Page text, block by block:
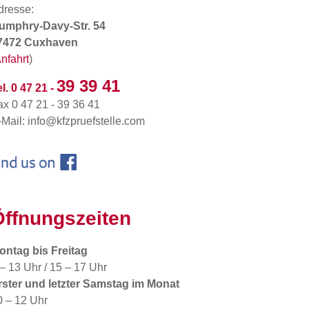
Davy-Str. 54
Cuxhaven
)
0 47 21 -39 39 41
0 47 21 - 39 36 41
Mail: info@kfzpruefstelle.com
bis Freitag
13 Uhr / 15 – 17 Uhr
und letzter Samstag im Monat
– 12 Uhr